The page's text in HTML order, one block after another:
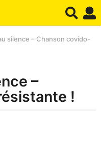
silence – Chanson covido-
–
!